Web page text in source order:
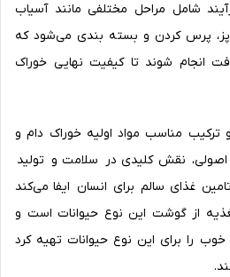
شامل مراحل مختلفی مانند آسیاب
پرس کردن و بسته بندی می‌شود که
انجام شوند تا کیفیت نهایی خوراک
ترکیب مناسب مواد اولیه خوراک دام و
اصولی، نقش کلیدی در سلامت و تولید
غذای سالم برای انسان ایفا می‌کند
از گوشت این نوع حیوانات است و
را برای این نوع حیوانات تهیه کرد